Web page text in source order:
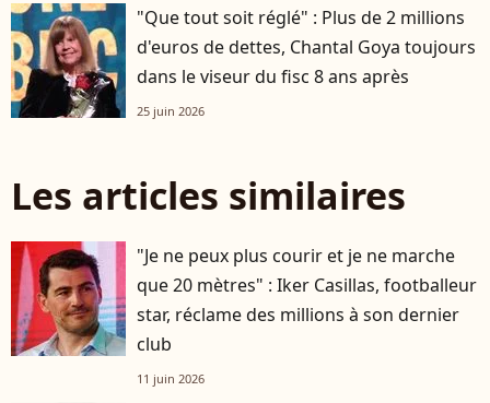
"Que tout soit réglé" : Plus de 2 millions
d'euros de dettes, Chantal Goya toujours
dans le viseur du fisc 8 ans après
25 juin 2026
Les articles similaires
"Je ne peux plus courir et je ne marche
que 20 mètres" : Iker Casillas, footballeur
star, réclame des millions à son dernier
club
11 juin 2026